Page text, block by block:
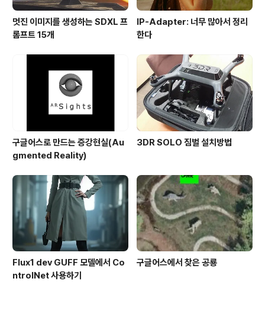
멋진 이미지를 생성하는 SDXL 프
롬프트 15개
IP-Adapter: 너무 많아서 정리
한다
구글어스로 만드는 증강현실(Au
gmented Reality)
3DR SOLO 짐벌 설치방법
Flux1 dev GUFF 모델에서 Co
ntrolNet 사용하기
구글어스에서 찾은 공룡